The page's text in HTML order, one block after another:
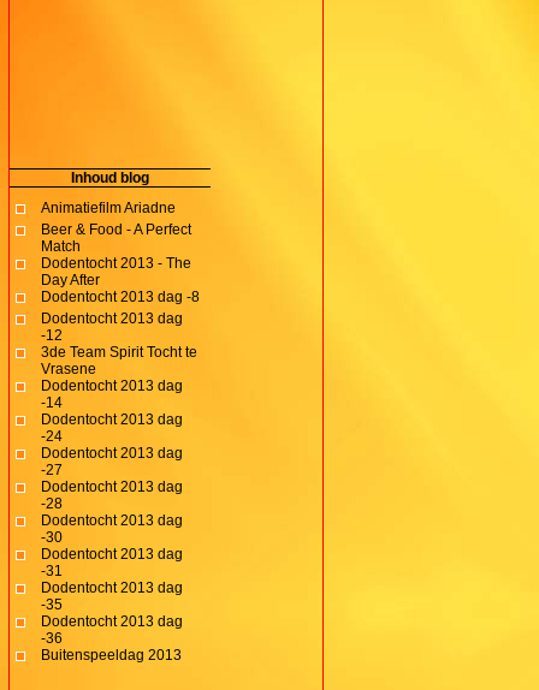
Inhoud blog
Animatiefilm Ariadne
Beer & Food - A Perfect
Match
Dodentocht 2013 - The
Day After
Dodentocht 2013 dag -8
Dodentocht 2013 dag
-12
3de Team Spirit Tocht te
Vrasene
Dodentocht 2013 dag
-14
Dodentocht 2013 dag
-24
Dodentocht 2013 dag
-27
Dodentocht 2013 dag
-28
Dodentocht 2013 dag
-30
Dodentocht 2013 dag
-31
Dodentocht 2013 dag
-35
Dodentocht 2013 dag
-36
Buitenspeeldag 2013